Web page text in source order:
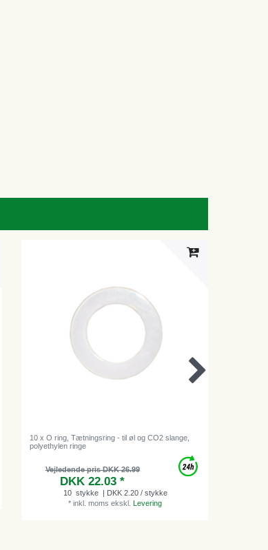
10 x O ring, Tætningsring - til øl og CO2 slange,
polyethylen ringe
Vejledende pris DKK 26.99
DKK 22.03 *
10 stykke
| DKK 2.20 / stykke
* inkl. moms ekskl. Levering